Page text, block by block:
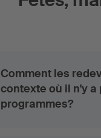
Comment les
contexte où il n'y
programmes?